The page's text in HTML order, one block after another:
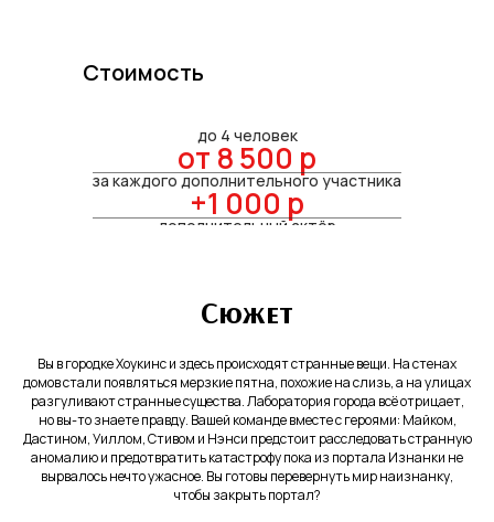
до 4 человек
от 8 500 р
за каждого дополнительного участника
+1 000 р
дополнительный актёр
+2 000 р
Стоимость
Сюжет
Вы в городке Хоукинс и здесь происходят странные вещи. На стенах
домов стали появляться мерзкие пятна, похожие на слизь, а на улицах
разгуливают странные существа. Лаборатория города всё отрицает,
но вы-то знаете правду. Вашей команде вместе с героями: Майком,
Дастином, Уиллом, Стивом и Нэнси предстоит расследовать странную
аномалию и предотвратить катастрофу пока из портала Изнанки не
вырвалось нечто ужасное. Вы готовы перевернуть мир наизнанку,
чтобы закрыть портал?